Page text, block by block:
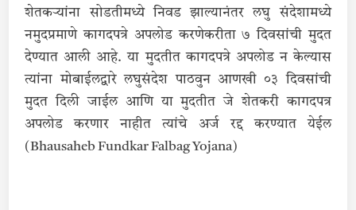
शेतकऱ्यांना सोडतीमध्ये निवड झाल्यानंतर लघु संदेशामध्ये
नमुदप्रमाणे कागदपत्रे अपलोड करणेकरीता ७ दिवसांची मुदत
देण्यात आली आहे. या मुदतीत कागदपत्रे अपलोड न केल्यास
त्यांना मोबाईलद्वारे लघुसंदेश पाठवुन आणखी ०३ दिवसांची
मुदत दिली जाईल आणि या मुदतीत जे शेतकरी कागदपत्र
अपलोड करणार नाहीत त्यांचे अर्ज रद्द करण्यात येईल
(Bhausaheb Fundkar Falbag Yojana)